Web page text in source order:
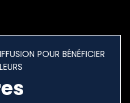
POUR BÉNÉFICIER